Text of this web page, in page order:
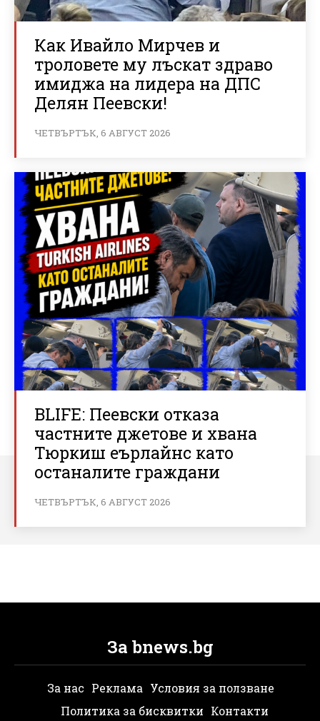
Как Ивайло Мирчев и
троловете му лъскат здраво
имиджа на лидера на ДПС
Делян Пеевски!
ЧЕТВЪРТЪК, 6 АВГУСТ 2026
BLIFE: Пеевски отказа
частните джетове и хвана
Тюркиш еърлайнс като
останалите граждани
ЧЕТВЪРТЪК, 6 АВГУСТ 2026
За bnews.bg
За нас Реклама Условия за ползване
Политика за бисквитки Контакти